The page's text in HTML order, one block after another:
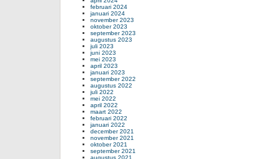
februari 2024
januari 2024
november 2023
oktober 2023
september 2023
augustus 2023
juli 2023
juni 2023
mei 2023
april 2023
januari 2023
september 2022
augustus 2022
juli 2022
mei 2022
april 2022
maart 2022
februari 2022
januari 2022
december 2021
november 2021
oktober 2021
september 2021
augustus 2021